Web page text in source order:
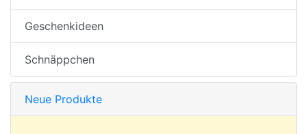
Geschenkideen
Schnäppchen
Neue Produkte